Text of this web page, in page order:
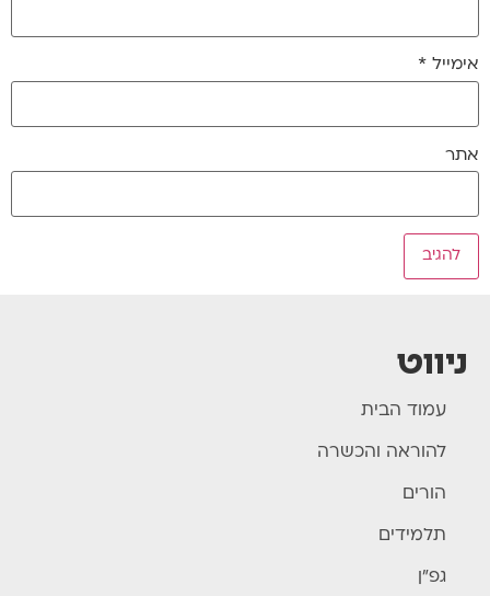
אימייל *
אתר
ניווט
עמוד הבית
להוראה והכשרה
הורים
תלמידים
גפ"ן